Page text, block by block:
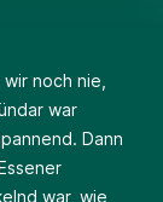
noch nie,
war
Dann
war, wie